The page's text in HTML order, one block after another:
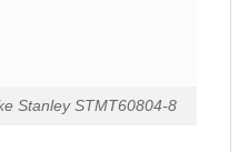
Stanley STMT60804-8